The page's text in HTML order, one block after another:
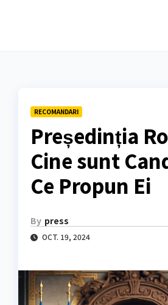
RECOMANDARI
Președinția
Cine sunt
Ce Propun Ei
By press
OCT. 19, 2024